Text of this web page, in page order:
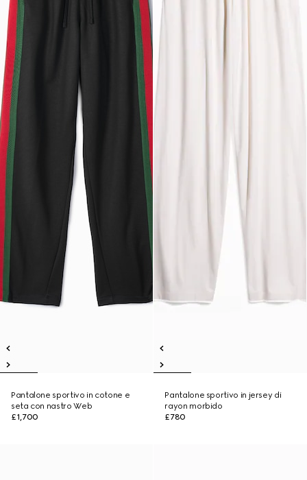
Pantalone sportivo in cotone e
seta con nastro Web
£1,700
Pantalone sportivo in jersey di
rayon morbido
£780